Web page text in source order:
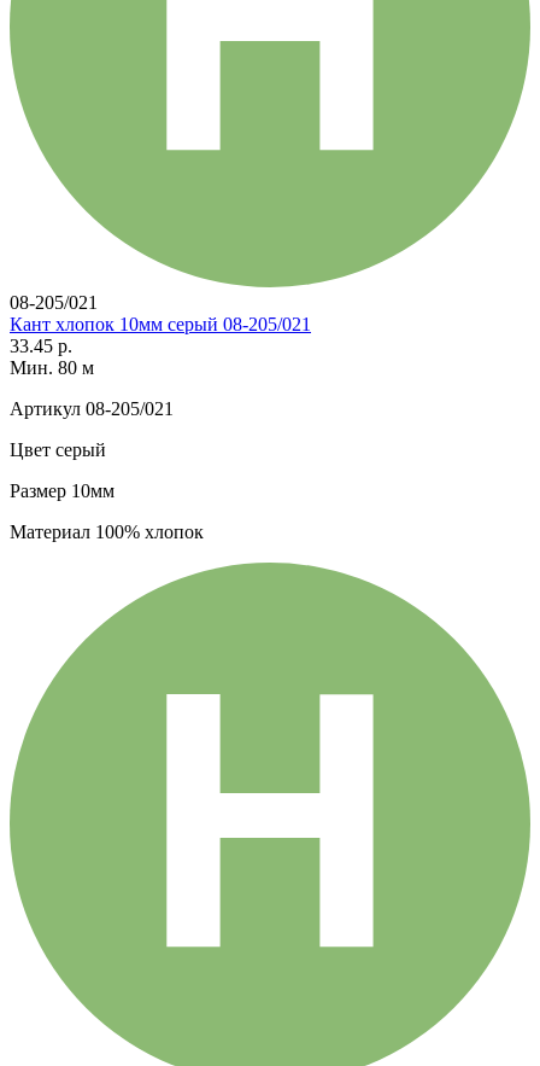
08-205/021
Кант хлопок 10мм серый 08-205/021
33.45 р.
Мин. 80 м
Артикул 08-205/021
Цвет серый
Размер 10мм
Материал 100% хлопок